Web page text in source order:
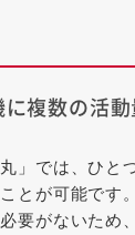
複数の活動
丸」では、ひと
とが可能です
要がないため